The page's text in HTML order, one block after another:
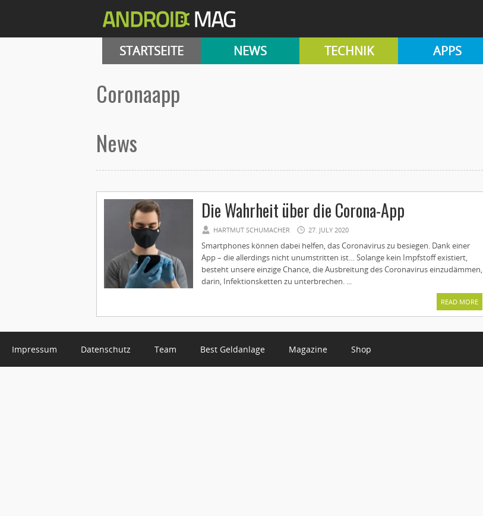
STARTSEITE NEWS TECHNIK APPS
coronaapp
News
Die Wahrheit über die Corona-App
HARTMUT SCHUMACHER 27. JULY 2020
Smartphones können dabei helfen, das Coronavirus zu besiegen. Dank einer
App – die allerdings nicht unumstritten ist… Solange kein Impfstoff existiert,
besteht unsere einzige Chance, die Ausbreitung des Coronavirus einzudämmen,
darin, Infektionsketten zu unterbrechen. ...
READ MORE
Impressum Datenschutz Team Best Geldanlage Magazine Shop